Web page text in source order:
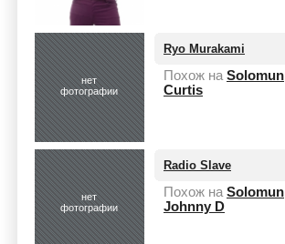
нет
фотографии
Ryo Murakami
Похож на Solomun
Curtis
нет
фотографии
Radio Slave
Похож на Solomun
Johnny D